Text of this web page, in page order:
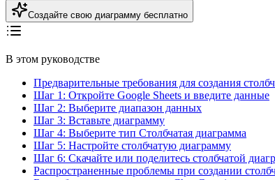
Создайте свою диаграмму бесплатно
В этом руководстве
Предварительные требования для создания
Шаг 1: Откройте Google Sheets и введите данные
Шаг 2: Выберите диапазон данных
Шаг 3: Вставьте диаграмму
Шаг 4: Выберите тип Столбчатая диаграмма
Шаг 5: Настройте столбчатую диаграмму
Шаг 6: Скачайте или поделитесь столбчатой
Распространенные проблемы при создании